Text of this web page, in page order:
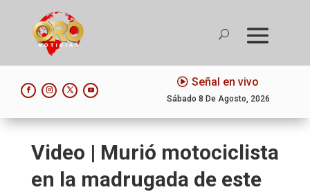
Señal en vivo
Sábado 8 De Agosto, 2026
Video | Murió motociclista
en la madrugada de este